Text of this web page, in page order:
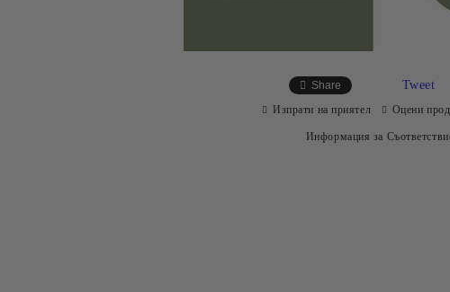
Share Tweet
Изпрати на приятел Оцени
Информация за